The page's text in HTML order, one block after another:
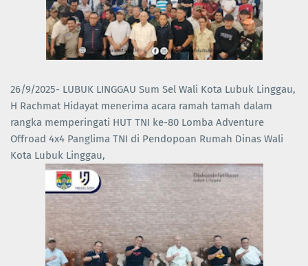
26/9/2025- LUBUK LINGGAU Sum Sel Wali Kota Lubuk Linggau,
H Rachmat Hidayat menerima acara ramah tamah dalam
rangka memperingati HUT TNI ke-80 Lomba Adventure
Offroad 4x4 Panglima TNI di Pendopoan Rumah Dinas Wali
Kota Lubuk Linggau,